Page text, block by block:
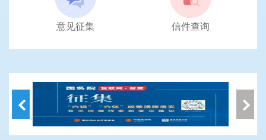
意见征集 信件查询